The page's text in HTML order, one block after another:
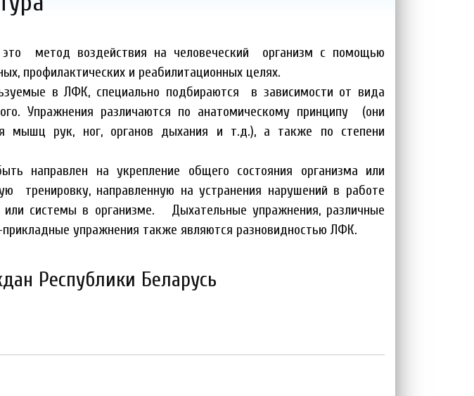
метод воздействия на человеческий организм с помощью
профилактических и реабилитационных целях.
в ЛФК, специально подбираются в зависимости от вида
Упражнения различаются по анатомическому принципу (они
мышц рук, ног, органов дыхания и т.д.), а также по степени
направлен на укрепление общего состояния организма или
тренировку, направленную на устранения нарушений в работе
или системы в организме. Дыхательные упражнения, различные
упражнения также являются разновидностью ЛФК.
Республики Беларусь